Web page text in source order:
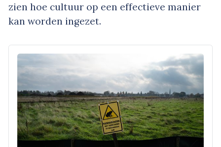
zien hoe cultuur op een effectieve manier
kan worden ingezet.